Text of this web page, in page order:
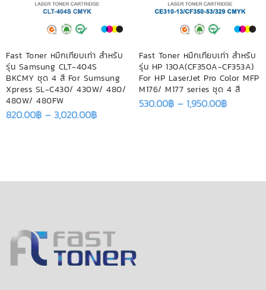
Fast Toner หมึกเทียบเท่า สำหรับ
รุ่น Samsung CLT-404S
BKCMY ชุด 4 สี For Sumsung
Xpress SL-C430/ 430W/ 480/
480W/ 480FW
820.00฿ – 3,020.00฿
Fast Toner หมึกเทียบเท่า สำหรับ
รุ่น HP 130A(CF350A-CF353A)
For HP LaserJet Pro Color MFP
M176/ M177 series ชุด 4 สี
530.00฿ – 1,950.00฿